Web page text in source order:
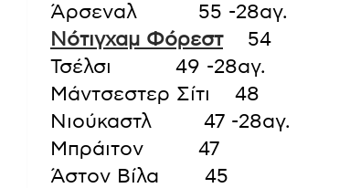
Άρσεναλ             55 -28αγ.
Νότιγχαμ Φόρεστ 54
Τσέλσι              49 -28αγ.
Μάντσεστερ Σίτι     48
Νιούκαστλ           47 -28αγ.
Μπράιτον            47
Άστον Βίλα          45